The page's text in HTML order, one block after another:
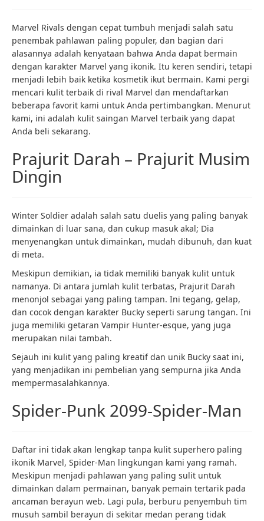
Marvel Rivals dengan cepat tumbuh menjadi salah satu
penembak pahlawan paling populer, dan bagian dari
alasannya adalah kenyataan bahwa Anda dapat bermain
dengan karakter Marvel yang ikonik. Itu keren sendiri, tetapi
menjadi lebih baik ketika kosmetik ikut bermain. Kami pergi
mencari kulit terbaik di rival Marvel dan mendaftarkan
beberapa favorit kami untuk Anda pertimbangkan. Menurut
kami, ini adalah kulit saingan Marvel terbaik yang dapat
Anda beli sekarang.
Prajurit Darah – Prajurit Musim
Dingin
Winter Soldier adalah salah satu duelis yang paling banyak
dimainkan di luar sana, dan cukup masuk akal; Dia
menyenangkan untuk dimainkan, mudah dibunuh, dan kuat
di meta.
Meskipun demikian, ia tidak memiliki banyak kulit untuk
namanya. Di antara jumlah kulit terbatas, Prajurit Darah
menonjol sebagai yang paling tampan. Ini tegang, gelap,
dan cocok dengan karakter Bucky seperti sarung tangan. Ini
juga memiliki getaran Vampir Hunter-esque, yang juga
merupakan nilai tambah.
Sejauh ini kulit yang paling kreatif dan unik Bucky saat ini,
yang menjadikan ini pembelian yang sempurna jika Anda
mempermasalahkannya.
Spider-Punk 2099-Spider-Man
Daftar ini tidak akan lengkap tanpa kulit superhero paling
ikonik Marvel, Spider-Man lingkungan kami yang ramah.
Meskipun menjadi pahlawan yang paling sulit untuk
dimainkan dalam permainan, banyak pemain tertarik pada
ancaman berayun web. Lagi pula, berburu penyembuh tim
musuh sambil berayun di sekitar medan perang tidak